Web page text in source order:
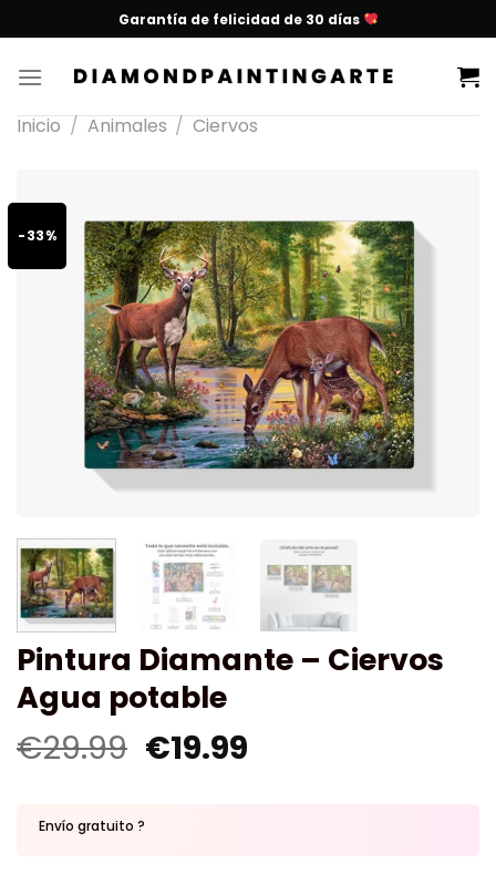
Garantía de felicidad de 30 días
Inicio / Animales / Ciervos
-33%
Pintura Diamante – Ciervos
Agua potable
€29.99 €19.99
Envío gratuito ?